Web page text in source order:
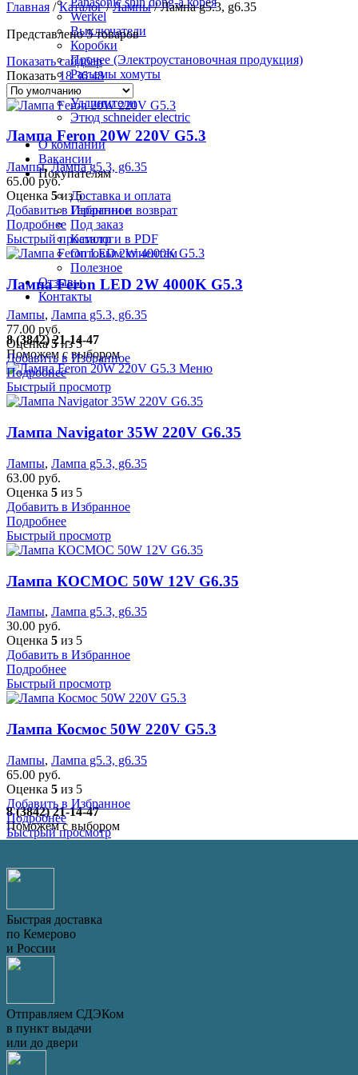
Werkel
Выключатели
Коробки
Прочее (Электроустановочная продукция)
Разъемы хомуты
Розетки
Удлинители
Этюд schneider electric
О компании
Вакансии
Покупателям
Доставка и оплата
Гарантии и возврат
Под заказ
Каталоги в PDF
Оптовым клиентам
Полезное
Отзывы
Контакты
8 (3842) 21-14-47
Поможем с выбором
Меню
8 (3842) 21-14-47
Поможем с выбором
Главная /Каталог/Лампы/Лампа g5.3, g6.35
Представлено 5 товаров
Показать сайдбар
Показать183648
Лампа Feron 20W 220V G5.3
Лампы,Лампа g5.3, g6.35
65.00 руб.
Оценка 5из 5
Добавить в Избранное
Подробнее
Быстрый просмотр
Лампа Feron LED 2W 4000K G5.3
Лампы, Лампа g5.3, g6.35
77.00 руб.
Оценка5из 5
Добавить в Избранное
Подробнее
Быстрый просмотр
Лампа Navigator 35W 220V G6.35
Лампы, Лампа g5.3, g6.35
63.00 руб.
Оценка 5 из 5
Добавить в Избранное
Подробнее
Быстрый просмотр
Лампа КОСМОС 50W 12V G6.35
Лампы, Лампа g5.3, g6.35
30.00 руб.
Оценка 5 из 5
Добавить в Избранное
Подробнее
Быстрый просмотр
Лампа Космос 50W 220V G5.3
Лампы, Лампа g5.3, g6.35
65.00 руб.
Оценка 5 из 5
Добавить в Избранное
Подробнее
Быстрый просмотр
Быстрая доставка
по Кемерово
и России
Отправляем СДЭКом
в пункт выдачи
или до двери